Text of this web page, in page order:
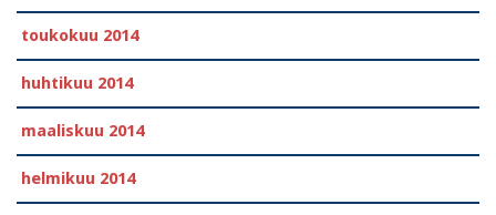
toukokuu 2014
huhtikuu 2014
maaliskuu 2014
helmikuu 2014